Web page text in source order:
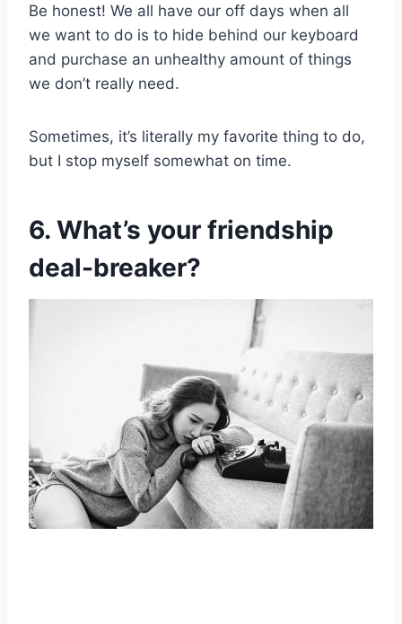
Be honest! We all have our off days when all
we want to do is to hide behind our keyboard
and purchase an unhealthy amount of things
we don’t really need.
Sometimes, it’s literally my favorite thing to do,
but I stop myself somewhat on time.
6. What’s your friendship
deal-breaker?